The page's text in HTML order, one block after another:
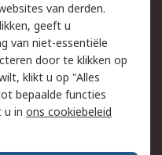
veiligheid
van derden.
geeft u
van niet-essentiële
door te klikken op
klikt u op "Alles
bepaalde functies
u in ons cookiebeleid